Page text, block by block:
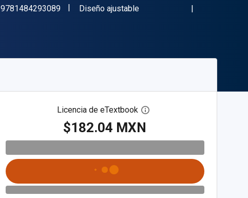
9781484293089"ISBN-13 9781484293089"
Formato
Diseño ajustable
Licencia de eTextbook Abre el cuadro de diálogo
$182.04 MXN